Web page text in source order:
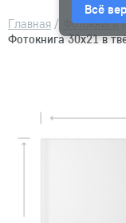
Всё
Главная / Фотокниги/
Фотокнига 30х21 в